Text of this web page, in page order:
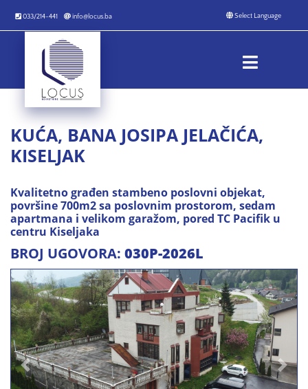
033/214-441 info@locus.ba
KUĆA, BANA JOSIPA JELAČIĆA,
KISELJAK
Kvalitetno građen stambeno poslovni objekat,
površine 700m2 sa poslovnim prostorom, sedam
apartmana i velikom garažom, pored TC Pacifik u
centru Kiseljaka
BROJ UGOVORA: 030P-2026L
Previous Next